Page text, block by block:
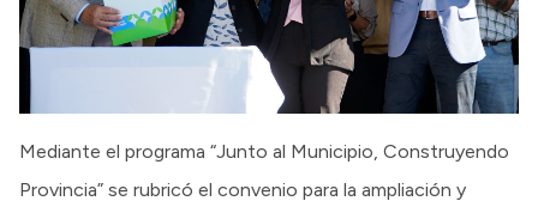
Mediante el programa “Junto al Municipio, Construyendo
Provincia” se rubricó el convenio para la ampliación y